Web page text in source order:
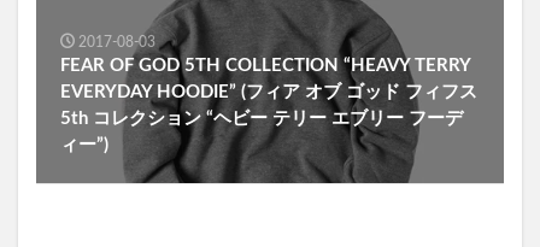
2017-08-03
FEAR OF GOD 5TH COLLECTION “HEAVY TERRY
EVERYDAY HOODIE” (フィア オブ ゴッド フィフス
5th コレクション “ヘビー テリー エブリー フーデ
ィー”)